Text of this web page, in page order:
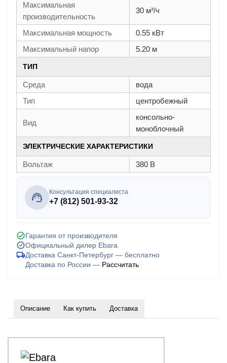
Максимальная
производительность
30 м³/ч
Максимальная мощность
0.55 кВт
Максимальный напор
5.20 м
ТИП
Среда
вода
Тип
центробежный
Вид
консольно-
моноблочный
ЭЛЕКТРИЧЕСКИЕ ХАРАКТЕРИСТИКИ
Вольтаж 380 В
Консультация специалиста
+7 (812) 501-93-32
Гарантия от производителя
Официальный дилер Ebara
Доставка Санкт-Петербург — бесплатно
Доставка по России — Рассчитать
Описание Как купить Доставка